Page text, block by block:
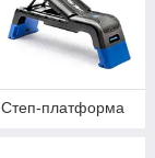
Степ-платформа